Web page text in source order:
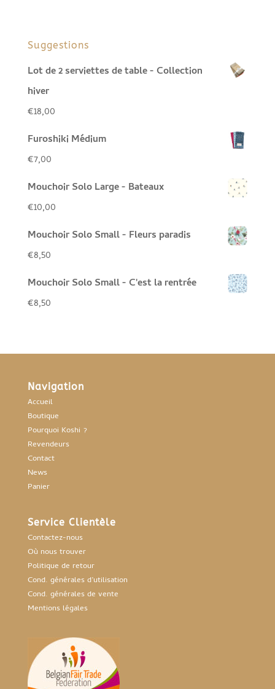
Suggestions
Lot de 2 serviettes de table - Collection
hiver
€18,00
Furoshiki Médium
€7,00
Mouchoir Solo Large - Bateaux
€10,00
Mouchoir Solo Small - Fleurs paradis
€8,50
Mouchoir Solo Small - C'est la rentrée
€8,50
Navigation
Accueil
Boutique
Pourquoi Koshi ?
Revendeurs
Contact
News
Panier
Service Clientèle
Contactez-nous
Où nous trouver
Politique de retour
Cond. générales d’utilisation
Cond. générales de vente
Mentions légales